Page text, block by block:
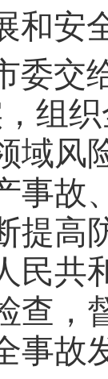
和安
委交
组
域风
事故
提高
民共
查，
事故